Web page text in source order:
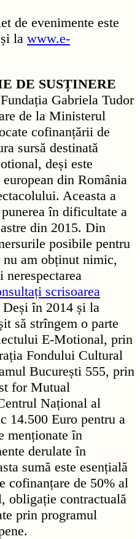
de evenimente este
la www.e-
DE SUSȚINERE
Gabriela Tudor
de la Ministerul
cofinanțării de
sursă destinată
deși este
din România
Aceasta a
în dificultate a
din 2015. Din
posibile pentru
nu am obținut nimic,
scrisoarea
în 2014 și la
să strîngem o parte
E-Motional, prin
Fondului Cultural
București 555, prin
for Mutual
Național al
14.500 Euro pentru a
menționate în
derulate în
sumă este esențială
cofinanțare de 50% al
obligație contractuală
prin programul